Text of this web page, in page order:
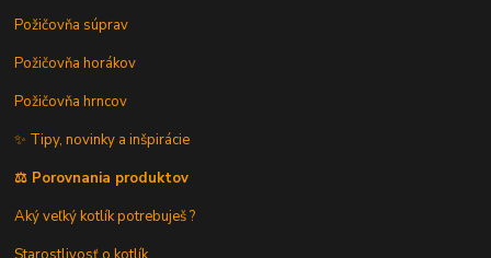
Požičovňa súprav
Požičovňa horákov
Požičovňa hrncov
✨ Tipy, novinky a inšpirácie
⚖️ Porovnania produktov
Aký veľký kotlík potrebuješ ?